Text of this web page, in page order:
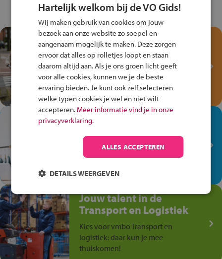
Test je kennis met het
Fiets Veilig
Verkeersspel!
Speel het Fiets Veilig Verkeersspel
en win een Cortina-fiets!
In de winkel ben je op je
Ontdek via het vmbo jouw talent
op de winkelvloer, waar elke dag
anders is!
Jouw talent in de
Transport en Logistiek
Kies voor vmbo Transport en
logistiek: daar kun je mee
thuiskomen!
Hartelijk welkom bij de VO Gids!
Wij maken gebruik van cookies om jouw
bezoek aan onze website zo soepel en
aangenaam mogelijk te maken. Deze zorgen
ervoor dat alles op rolletjes loopt en staan
daarom altijd aan. Als je ons groen licht geeft
voor alle cookies, kunnen we je de beste
ervaring bieden. Je kunt ook zelf selecteren
welke typen cookies je wel en niet wilt
accepteren. Meer informatie vind je in onze
privacyverklaring.
ALLES ACCEPTEREN
DETAILS WEERGEVEN